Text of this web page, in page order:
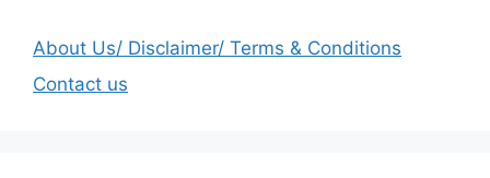
About Us/ Disclaimer/ Terms & Conditions
Contact us